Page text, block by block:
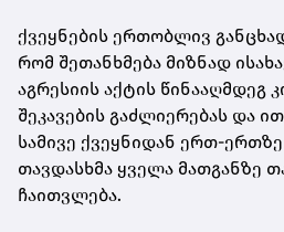
ქვეყნების ერთობლივ
რომ შეთანხმება მიზნად
აგრესიის აქტის წინააღმდეგ
შეკავების გაძლიერებას და
სამივე ქვეყნიდან ერთ-
თავდასხმა ყველა მათგანზე
ჩაითვლება.